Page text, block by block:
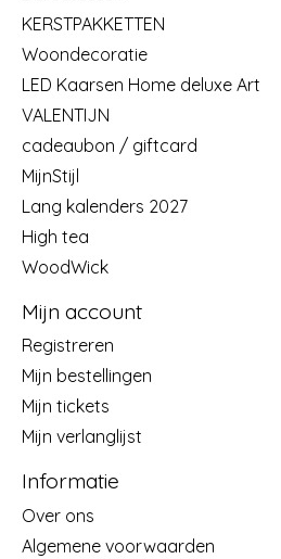
KERSTPAKKETTEN
Woondecoratie
LED Kaarsen Home deluxe Art
VALENTIJN
cadeaubon / giftcard
MijnStijl
Lang kalenders 2027
High tea
WoodWick
Mijn account
Registreren
Mijn bestellingen
Mijn tickets
Mijn verlanglijst
Informatie
Over ons
Algemene voorwaarden